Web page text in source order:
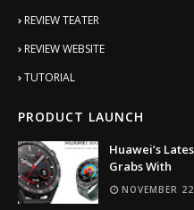
REVIEW TEATER
REVIEW WEBSITE
TUTORIAL
PRODUCT LAUNCH
Huawei’s
Grabs With
NOVEMBER